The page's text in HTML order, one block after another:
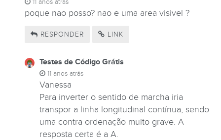
11 anos atrás
poque nao posso? nao e uma area visivel ?
RESPONDER LINK
Testes de Código Grátis
11 anos atrás
Vanessa
Para inverter o sentido de marcha iria
transpor a linha longitudinal contínua, sendo
uma contra ordenação muito grave. A
resposta certa é a A.